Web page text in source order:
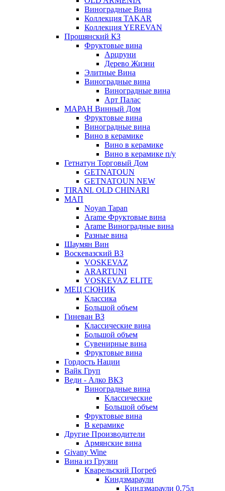
Виноградные Вина
Коллекция TAKAR
Коллекция YEREVAN
Прошянский КЗ
Фруктовые вина
Арцруни
Дерево Жизни
Элитные Вина
Виноградные вина
Виноградные вина
Арт Палас
МАРАН Винный Дом
Фруктовые вина
Виноградные вина
Вино в керамике
Вино в керамике
Вино в керамике п/у
Гетнатун Торговый Дом
GETNATOUN
GETNATOUN NEW
TIRANI. OLD CHINARI
МАП
Noyan Tapan
Arame Фруктовые вина
Arame Виноградные вина
Разные вина
Шаумян Вин
Воскевазский ВЗ
VOSKEVAZ
ARARTUNI
VOSKEVAZ ELITE
МЕЦ СЮНИК
Классика
Большой объем
Гиневан ВЗ
Классические вина
Большой объем
Сувенирные вина
Фруктовые вина
Гордость Нации
Вайк Груп
Веди - Алко ВКЗ
Виноградные вина
Классические
Большой объем
Фруктовые вина
В керамике
Другие Производители
Армянские вина
Givany Wine
Вина из Грузии
Кварельский Погреб
Киндзмараули
Киндзмараули 0,75л